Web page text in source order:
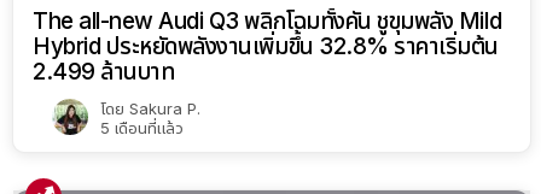
The all-new Audi Q3 พลิกโฉมทั้งคัน ชูขุมพลัง Mild
Hybrid ประหยัดพลังงานเพิ่มขึ้น 32.8% ราคาเริ่มต้น
2.499 ล้านบาท
โดย Sakura P.
5 เดือนที่แล้ว